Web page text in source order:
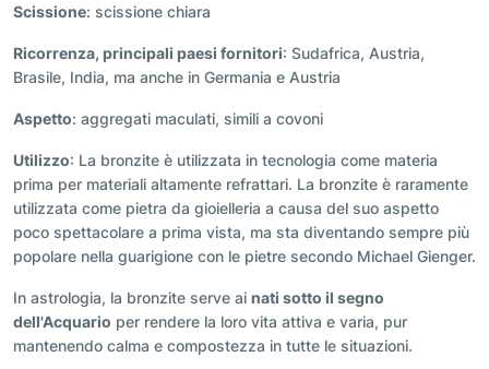
Scissione: scissione chiara
Ricorrenza, principali paesi fornitori: Sudafrica, Austria,
Brasile, India, ma anche in Germania e Austria
Aspetto: aggregati maculati, simili a covoni
Utilizzo: La bronzite è utilizzata in tecnologia come materia
prima per materiali altamente refrattari. La bronzite è raramente
utilizzata come pietra da gioielleria a causa del suo aspetto
poco spettacolare a prima vista, ma sta diventando sempre più
popolare nella guarigione con le pietre secondo Michael Gienger.
In astrologia, la bronzite serve ai nati sotto il segno
dell'Acquario per rendere la loro vita attiva e varia, pur
mantenendo calma e compostezza in tutte le situazioni.